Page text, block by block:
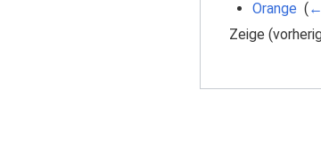
Orange (←
Zeige (